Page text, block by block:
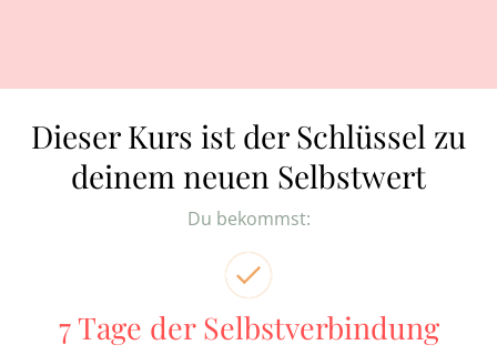
Dieser Kurs ist der Schlüssel zu
deinem neuen Selbstwert
Du bekommst:
7 Tage der Selbstverbindung